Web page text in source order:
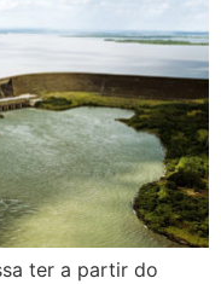
ter a partir do